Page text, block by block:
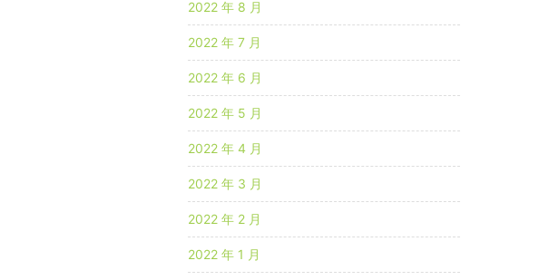
2022 年 8 月
2022 年 7 月
2022 年 6 月
2022 年 5 月
2022 年 4 月
2022 年 3 月
2022 年 2 月
2022 年 1 月